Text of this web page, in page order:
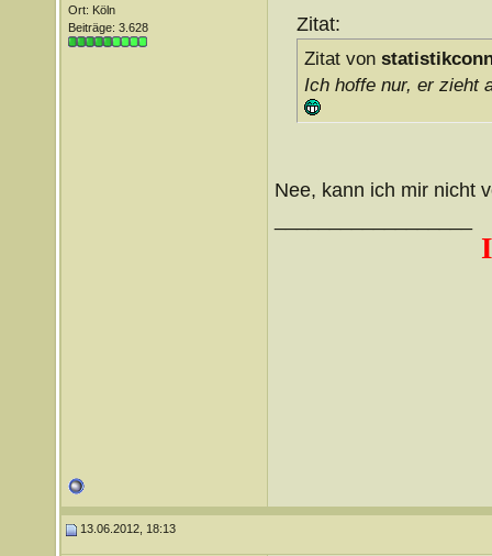
Ort: Köln
Beiträge: 3.628
Zitat:
Zitat von
Ich hoffe nur, er zieht
Nee, kann ich mir nicht
13.06.2012, 18:13